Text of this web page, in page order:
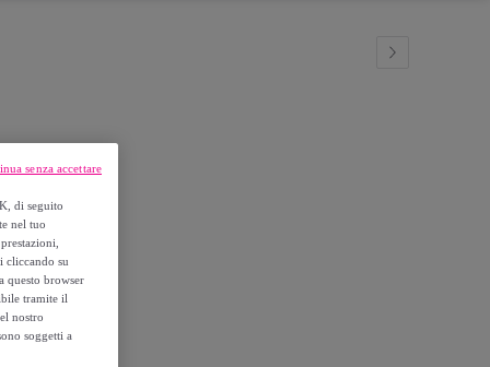
di seguito
nel tuo
cliccando su
questo browser
tramite il
nostro
soggetti a
senza accettare